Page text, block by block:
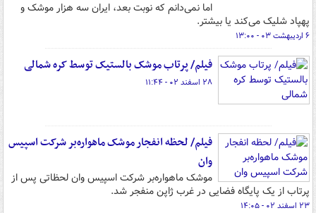
اما نمی‌دانم که نوبت بعد، ایران سه هزار موشک و
پهپاد شلیک می‌کند یا بیشتر.
۶ اردیبهشت ۰۳ - ۱۳:۰۰
فیلم/ پرتاب موشک‌ بالستیک توسط کره شمالی
۲۸ اسفند ۰۲ - ۱۱:۴۴
فیلم/ لحظه انفجار موشک ماهواره‌بر شرکت اسپیس
وان
موشک ماهواره‌بر شرکت اسپیس وان لحظاتی پس از
پرتاب از یک پایگاه فضایی در غرب ژاپن منفجر شد.
۲۳ اسفند ۰۲ - ۱۴:۰۵